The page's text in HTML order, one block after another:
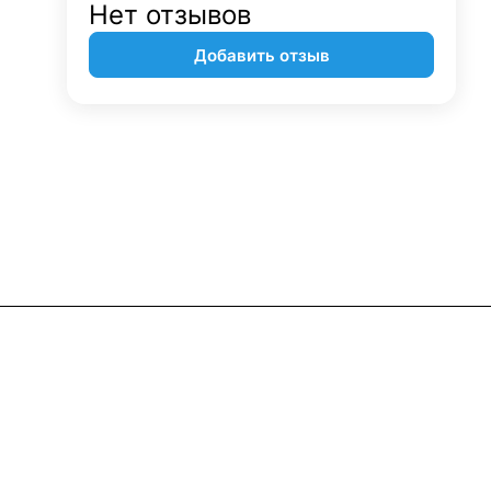
Нет отзывов
Добавить отзыв